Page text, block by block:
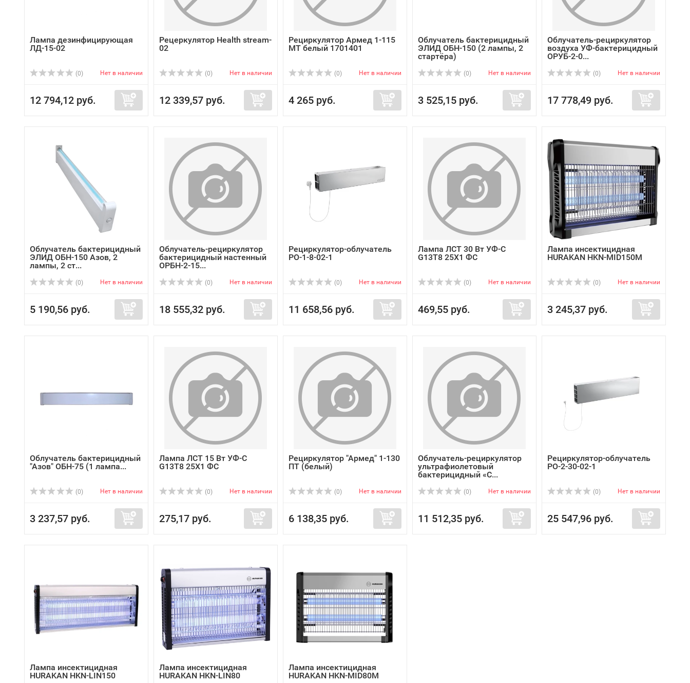
Лампа дезинфицирующая
ЛД-15-02
(0) Нет в наличии
12 794,12 руб.
Рецеркулятор Нealth stream-
02
(0) Нет в наличии
12 339,57 руб.
Рециркулятор Армед 1-115
МТ белый 1701401
(0) Нет в наличии
4 265 руб.
Облучатель бактерицидный
ЭЛИД ОБН-150 (2 лампы, 2
стартёра)
(0) Нет в наличии
3 525,15 руб.
Облучатель-рециркулятор
воздуха УФ-бактерицидный
ОРУБ-2-0...
(0) Нет в наличии
17 778,49 руб.
Облучатель бактерицидный
ЭЛИД ОБН-150 Азов, 2
лампы, 2 ст...
(0) Нет в наличии
5 190,56 руб.
Облучатель-рециркулятор
бактерицидный настенный
ОРБН-2-15...
(0) Нет в наличии
18 555,32 руб.
Рециркулятор-облучатель
РО-1-8-02-1
(0) Нет в наличии
11 658,56 руб.
Лампа ЛСТ 30 Вт УФ-С
G13Т8 25Х1 ФС
(0) Нет в наличии
469,55 руб.
Лампа инсектицидная
HURAKAN HKN-MID150M
(0) Нет в наличии
3 245,37 руб.
Облучатель бактерицидный
"Азов" ОБН-75 (1 лампа...
(0) Нет в наличии
3 237,57 руб.
Лампа ЛСТ 15 Вт УФ-С
G13Т8 25Х1 ФС
(0) Нет в наличии
275,17 руб.
Рециркулятор "Армед" 1-130
ПТ (белый)
(0) Нет в наличии
6 138,35 руб.
Облучатель-рециркулятор
ультрафиолетовый
бактерицидный «С...
(0) Нет в наличии
11 512,35 руб.
Рециркулятор-облучатель
РО-2-30-02-1
(0) Нет в наличии
25 547,96 руб.
Лампа инсектицидная
HURAKAN HKN-LIN150
Лампа инсектицидная
HURAKAN HKN-LIN80
Лампа инсектицидная
HURAKAN HKN-MID80M